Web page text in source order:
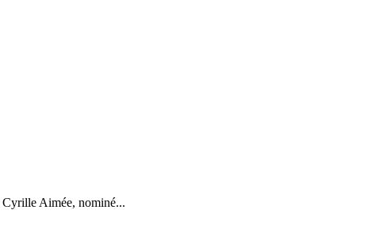
Cyrille Aimée, nominé...